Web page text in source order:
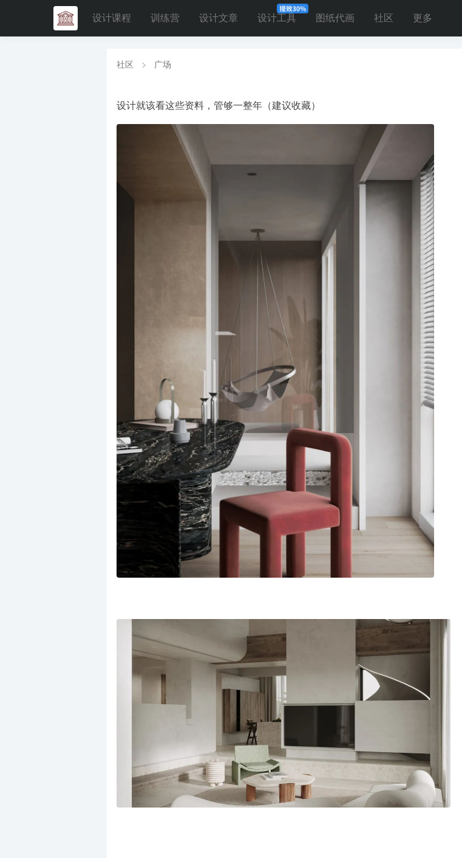
设计课程 训练营 设计文章 设计工具 图纸代画 社区 更多
社区 广场
设计就该看这些资料，管够一整年（建议收藏）